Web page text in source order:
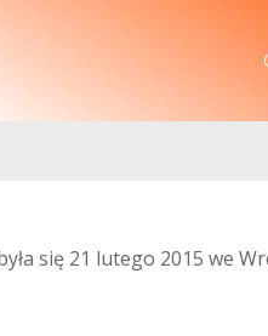
się 21 lutego 2015 we